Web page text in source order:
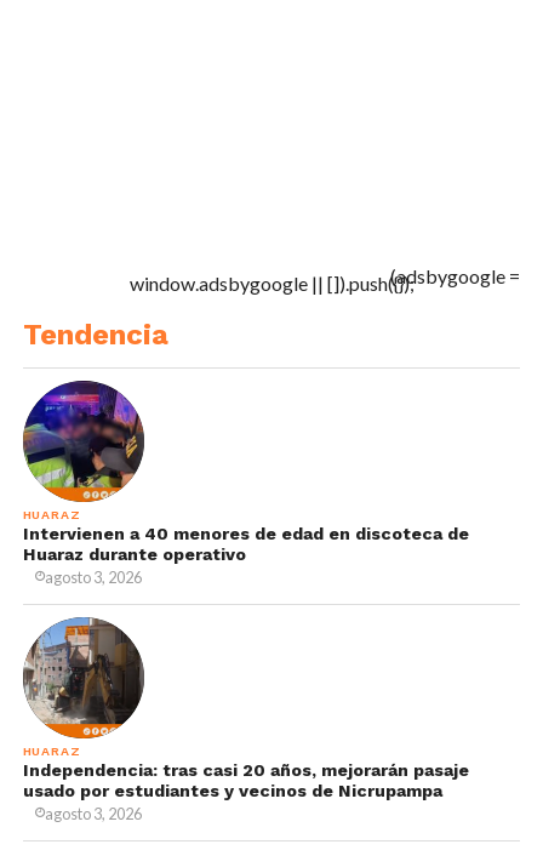
(adsbygoogle =
window.adsbygoogle || []).push({});
Tendencia
HUARAZ
Intervienen a 40 menores de edad en discoteca de
Huaraz durante operativo
agosto 3, 2026
HUARAZ
Independencia: tras casi 20 años, mejorarán pasaje
usado por estudiantes y vecinos de Nicrupampa
agosto 3, 2026